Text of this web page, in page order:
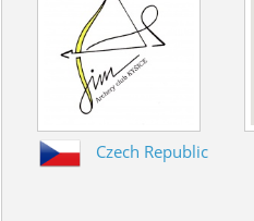
Czech Republic